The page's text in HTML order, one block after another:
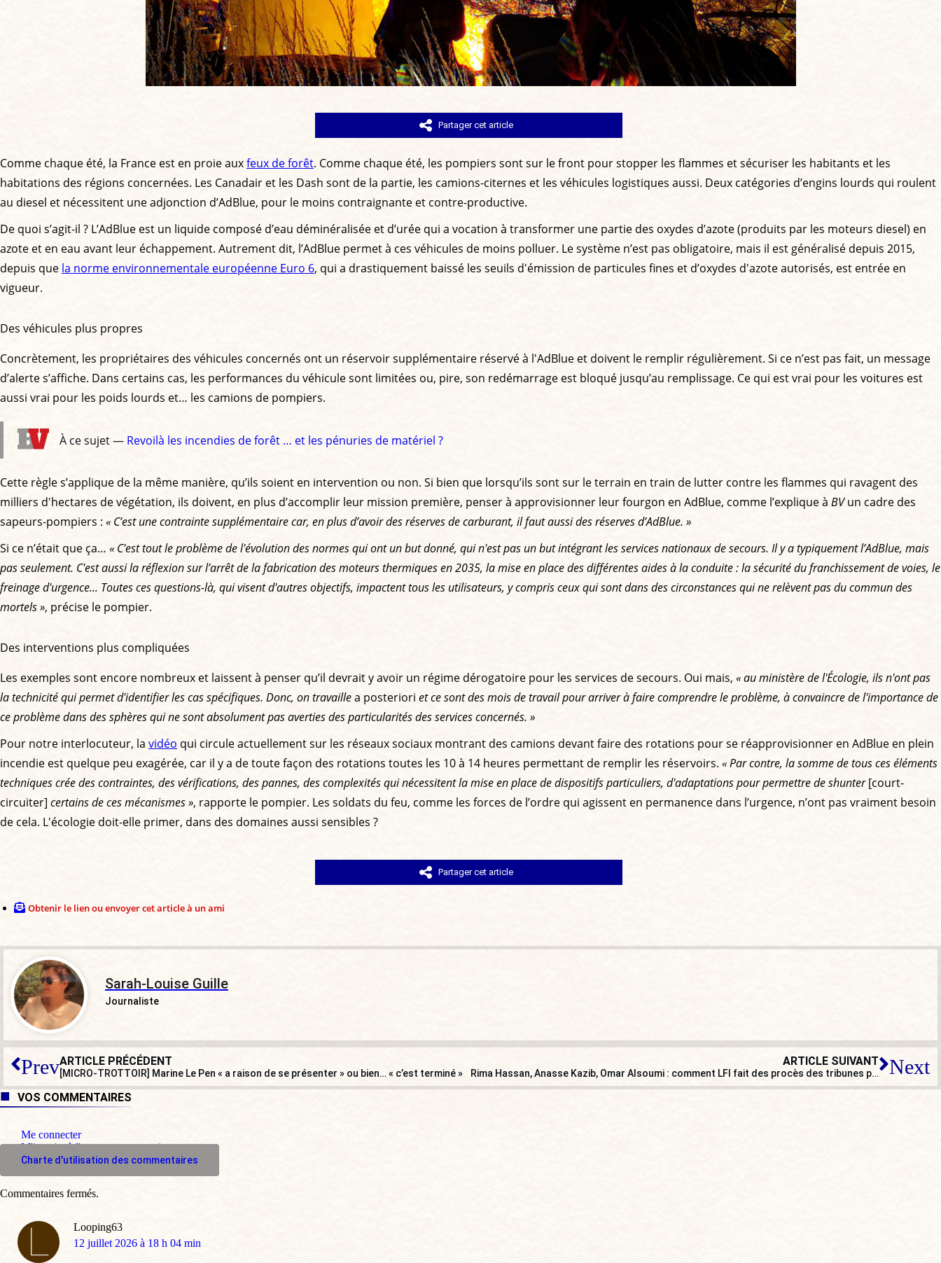
Partager cet article
Comme chaque été, la France est en proie auxfeux de forêt. Comme chaque été, les pompiers sont sur le front pour stopper les flammes et sécuriser les habitants et les
habitations des régions concernées. Les Canadair et les Dash sont de la partie, les camions-citernes et les véhicules logistiques aussi. Deux catégories d’engins lourds qui roulent
au diesel et nécessitent une adjonction d’AdBlue, pour le moins contraignante et contre-productive.
De quoi s’agit-il ? L’AdBlue est un liquide composé d’eau déminéralisée et d’urée qui a vocation à transformer une partie des oxydes d’azote (produits par les moteurs diesel) en
azote et en eau avant leur échappement. Autrement dit, l’AdBlue permet à ces véhicules de moins polluer. Le système n’est pas obligatoire, mais il est généralisé depuis 2015,
depuis que la norme environnementale européenne Euro 6, qui a drastiquement baissé les seuils d'émission de particules fines et d’oxydes d'azote autorisés, est entrée en
vigueur.
Des véhicules plus propres
Concrètement, les propriétaires des véhicules concernés ont un réservoir supplémentaire réservé à l'AdBlue et doivent le remplir régulièrement. Si ce n’est pas fait, un message
d’alerte s’affiche. Dans certains cas, les performances du véhicule sont limitées ou, pire, son redémarrage est bloqué jusqu’au remplissage. Ce qui est vrai pour les voitures est
aussi vrai pour les poids lourds et… les camions de pompiers.
À ce sujet — Revoilà les incendies de forêt … et les pénuries de matériel ?
Cette règle s’applique de la même manière, qu’ils soient en intervention ou non. Si bien que lorsqu’ils sont sur le terrain en train de lutter contre les flammes qui ravagent des
milliers d'hectares de végétation, ils doivent, en plus d’accomplir leur mission première, penser à approvisionner leur fourgon en AdBlue, comme l’explique à BVun cadre des
sapeurs-pompiers : « C’est une contrainte supplémentaire car, en plus d’avoir des réserves de carburant, il faut aussi des réserves d’AdBlue. »
Si ce n’était que ça… « C'est tout le problème de l'évolution des normes qui ont un but donné, qui n'est pas un but intégrant les services nationaux de secours. Il y a typiquement l’AdBlue, mais
pas seulement. C'est aussi la réflexion sur l’arrêt de la fabrication des moteurs thermiques en 2035, la mise en place des différentes aides à la conduite : la sécurité du franchissement de voies, le
freinage d'urgence... Toutes ces questions-là, qui visent d'autres objectifs, impactent tous les utilisateurs, y compris ceux qui sont dans des circonstances qui ne relèvent pas du commun des
mortels », précise le pompier.
Des interventions plus compliquées
Les exemples sont encore nombreux et laissent à penser qu’il devrait y avoir un régime dérogatoire pour les services de secours. Oui mais, « au ministère de l'Écologie, ils n'ont pas
la technicité qui permet d'identifier les cas spécifiques. Donc, on travaillea posteriori et ce sont des mois de travail pour arriver à faire comprendre le problème, à convaincre de l'importance de
ce problème dans des sphères qui ne sont absolument pas averties des particularités des services concernés. »
Pour notre interlocuteur, la vidéo qui circule actuellement sur les réseaux sociaux montrant des camions devant faire des rotations pour se réapprovisionner en AdBlue en plein
incendie est quelque peu exagérée, car il y a de toute façon des rotations toutes les 10 à 14 heures permettant de remplir les réservoirs. « Par contre, la somme de tous ces éléments
techniques crée des contraintes, des vérifications, des pannes, des complexités qui nécessitent la mise en place de dispositifs particuliers, d'adaptations pour permettre de shunter[court-
circuiter] certains de ces mécanismes », rapporte le pompier. Les soldats du feu, comme les forces de l’ordre qui agissent en permanence dans l’urgence, n’ont pas vraiment besoin
de cela. L'écologie doit-elle primer, dans des domaines aussi sensibles ?
Partager cet article
Obtenir le lien ou envoyer cet article à un ami
Sarah-Louise Guille
Journaliste
PrevARTICLE PRÉCÉDENT
[MICRO-TROTTOIR] Marine Le Pen « a raison de se présenter » ou bien… « c’est terminé »
ARTICLE SUIVANT
Rima Hassan, Anasse Kazib, Omar Alsoumi : comment LFI fait des procès des tribunes politiques Next
VOS COMMENTAIRES
Me connecter
M'inscrire à l'espace commentaire
Charte d'utilisation des commentaires
Looping63
dit
12 juillet 2026 à 18 h 04 min
Commentaires fermés.